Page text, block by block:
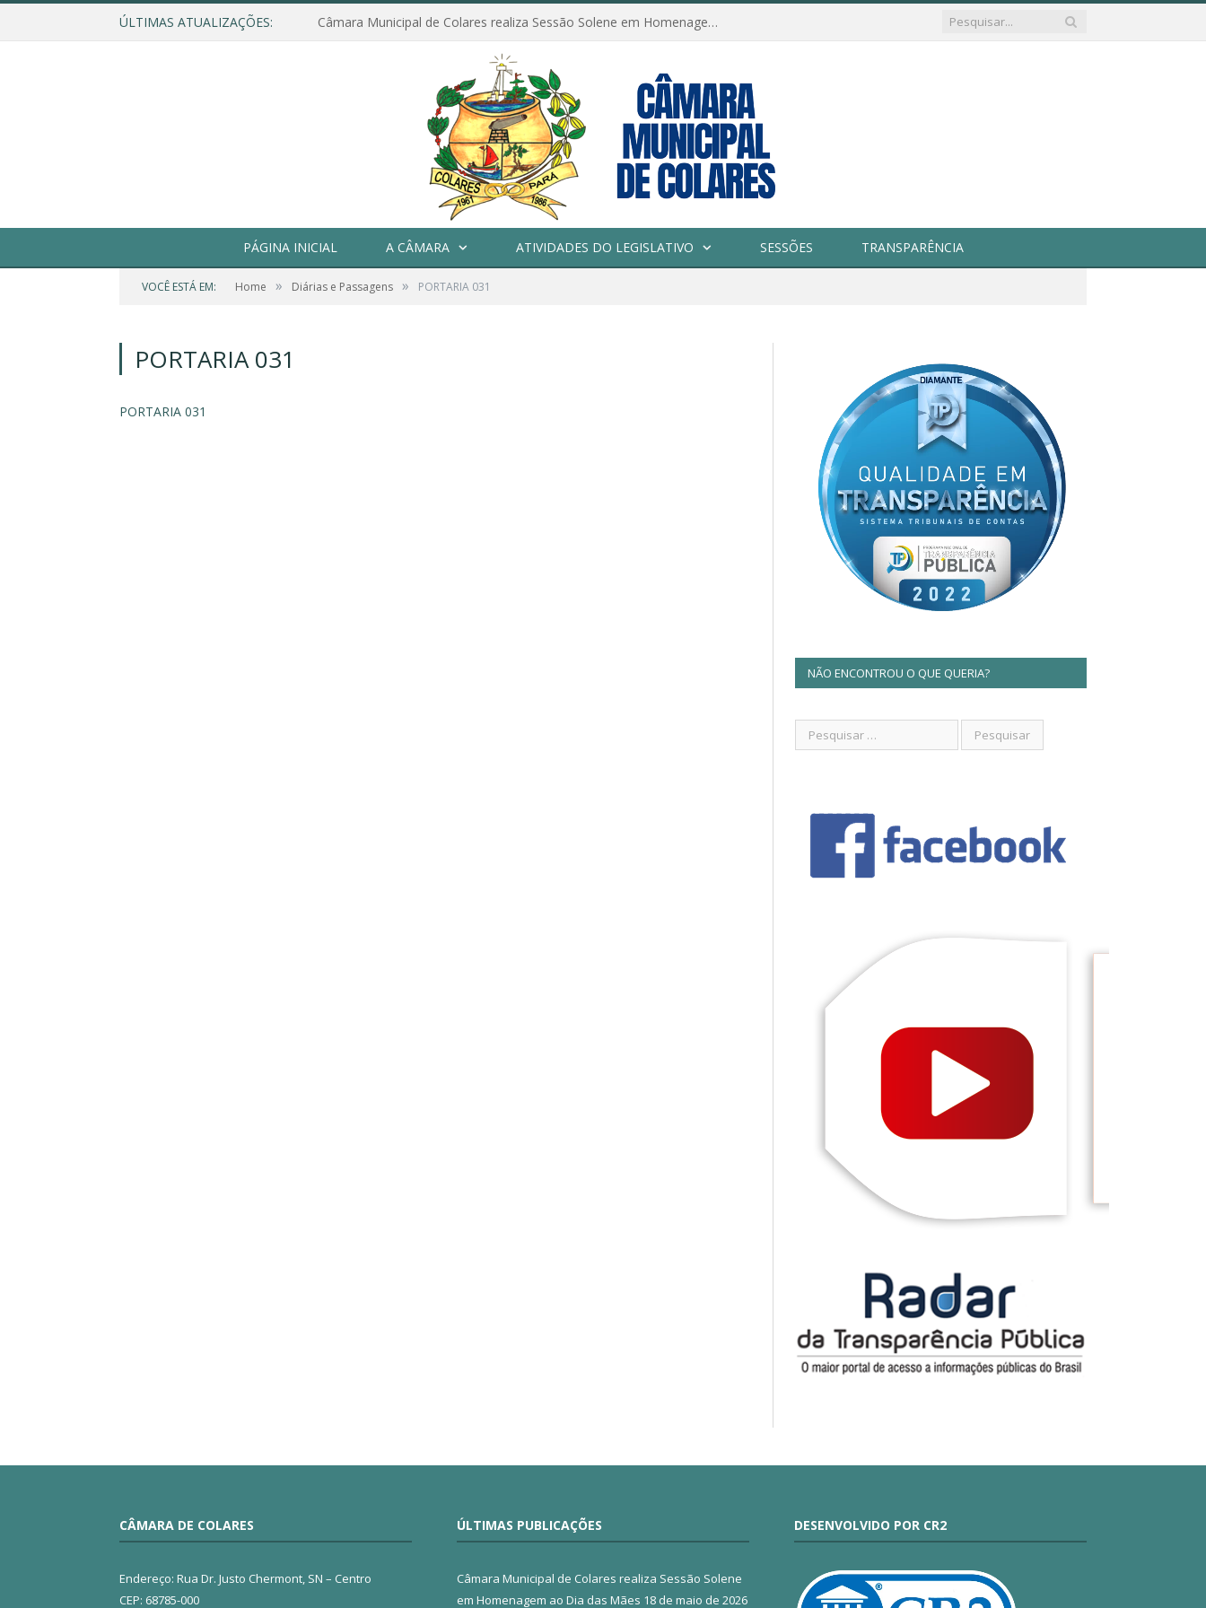
ÚLTIMAS ATUALIZAÇÕES: Câmara Municipal de Colares realiza Sessão Solene em Homenagem ao Dia das Mães
PÁGINA INICIAL A CÂMARA ATIVIDADES DO LEGISLATIVO SESSÕES TRANSPARÊNCIA
VOCÊ ESTÁ EM: Home » Diárias e Passagens » PORTARIA 031
PORTARIA 031
PORTARIA 031
NÃO ENCONTROU O QUE QUERIA?
CÂMARA DE COLARES
Endereço: Rua Dr. Justo Chermont, SN – Centro
CEP: 68785-000
ÚLTIMAS PUBLICAÇÕES
Câmara Municipal de Colares realiza Sessão Solene
em Homenagem ao Dia das Mães 18 de maio de 2026
DESENVOLVIDO POR CR2